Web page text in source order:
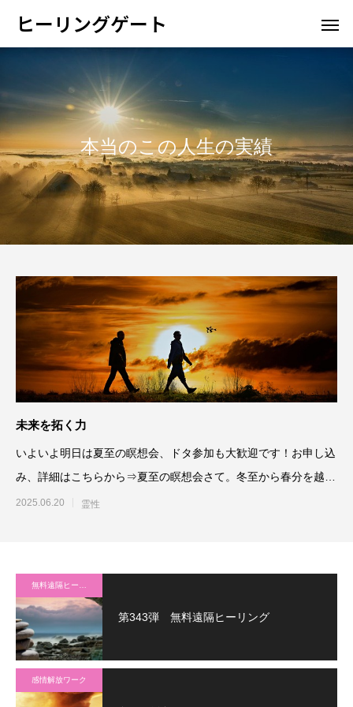
ヒーリングゲート
本当のこの人生の実績
未来を拓く力
いよいよ明日は夏至の瞑想会、ドタ参加も大歓迎です！お申し込
み、詳細はこちらから⇒夏至の瞑想会さて。冬至から春分を越え
て夏至ま
2025.06.20 霊性
第343弾 無料遠隔ヒーリング
感情解放ワーク